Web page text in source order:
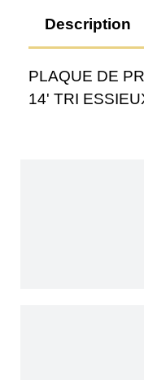
Description
PLAQUE DE
14' TRI